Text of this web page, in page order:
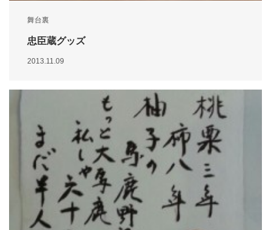
舞台裏
忠臣蔵グッズ
2013.11.09